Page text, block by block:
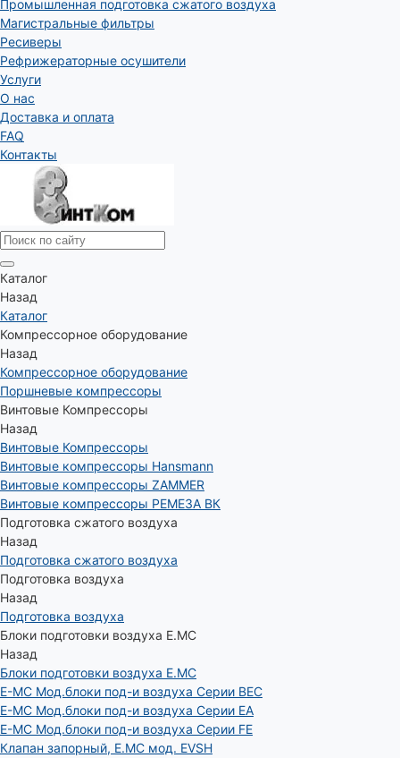
Промышленная подготовка сжатого воздуха
Магистральные фильтры
Ресиверы
Рефрижераторные осушители
Услуги
О нас
Доставка и оплата
FAQ
Контакты
Каталог
Назад
Каталог
Компрессорное оборудование
Назад
Компрессорное оборудование
Поршневые компрессоры
Винтовые Компрессоры
Назад
Винтовые Компрессоры
Винтовые компрессоры Hansmann
Винтовые компрессоры ZAMMER
Винтовые компрессоры РЕМЕЗА ВК
Подготовка сжатого воздуха
Назад
Подготовка сжатого воздуха
Подготовка воздуха
Назад
Подготовка воздуха
Блоки подготовки воздуха E.MC
Назад
Блоки подготовки воздуха E.MC
E-MC Мод.блоки под-и воздуха Серии BEC
E-MC Мод.блоки под-и воздуха Серии EA
E-MC Мод.блоки под-и воздуха Серии FE
Клапан запорный, E.MC мод. EVSH